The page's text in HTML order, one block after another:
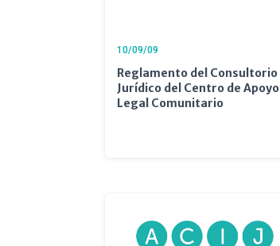
10/09/09
Reglamento del Consultorio
Jurídico del Centro de Apoyo
Legal Comunitario